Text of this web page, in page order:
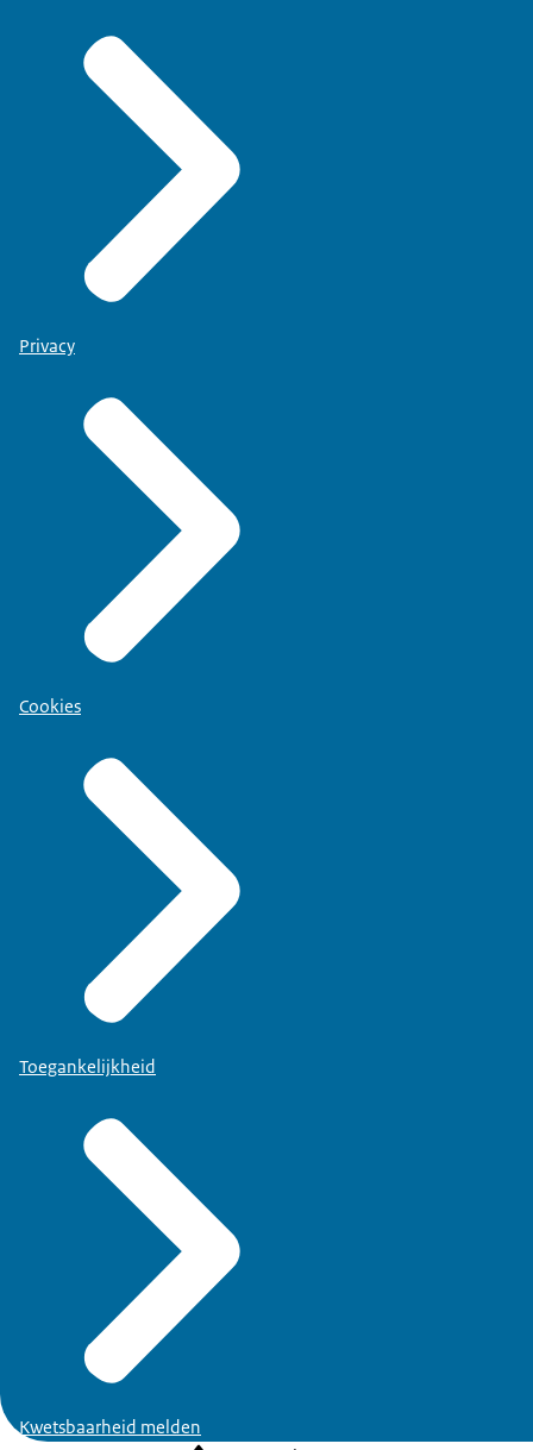
Privacy
Cookies
Toegankelijkheid
Kwetsbaarheid melden